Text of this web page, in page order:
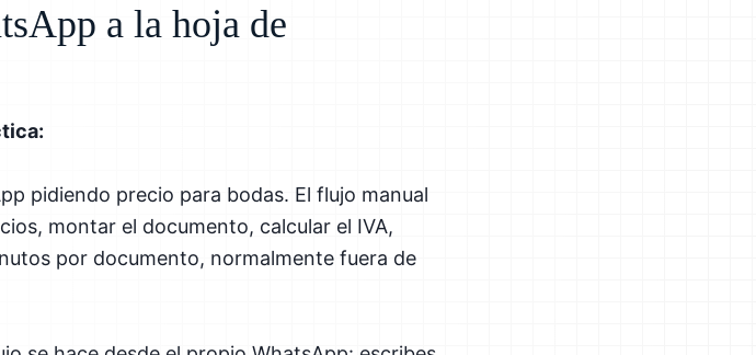
a la hoja de
pidiendo precio para bodas. El flujo manual
montar el documento, calcular el IVA,
por documento, normalmente fuera de